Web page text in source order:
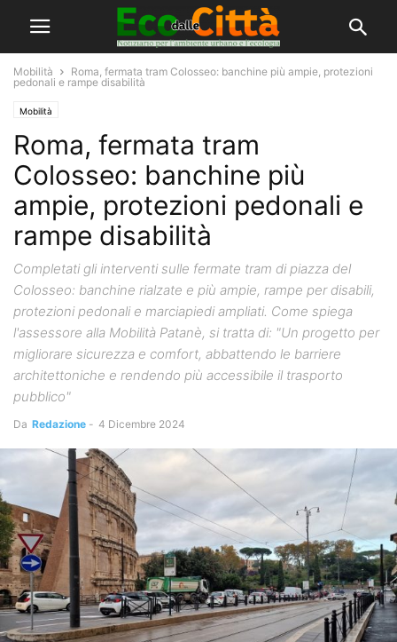
Mobilità
Roma, fermata tram Colosseo: banchine più ampie, protezioni
pedonali e rampe disabilità
Mobilità
Roma, fermata tram
Colosseo: banchine più
ampie, protezioni pedonali e
rampe disabilità
Completati gli interventi sulle fermate tram di piazza del
Colosseo: banchine rialzate e più ampie, rampe per disabili,
protezioni pedonali e marciapiedi ampliati. Come spiega
l'assessore alla Mobilità Patanè, si tratta di: "Un progetto per
migliorare sicurezza e comfort, abbattendo le barriere
architettoniche e rendendo più accessibile il trasporto
pubblico"
Da Redazione - 4 Dicembre 2024